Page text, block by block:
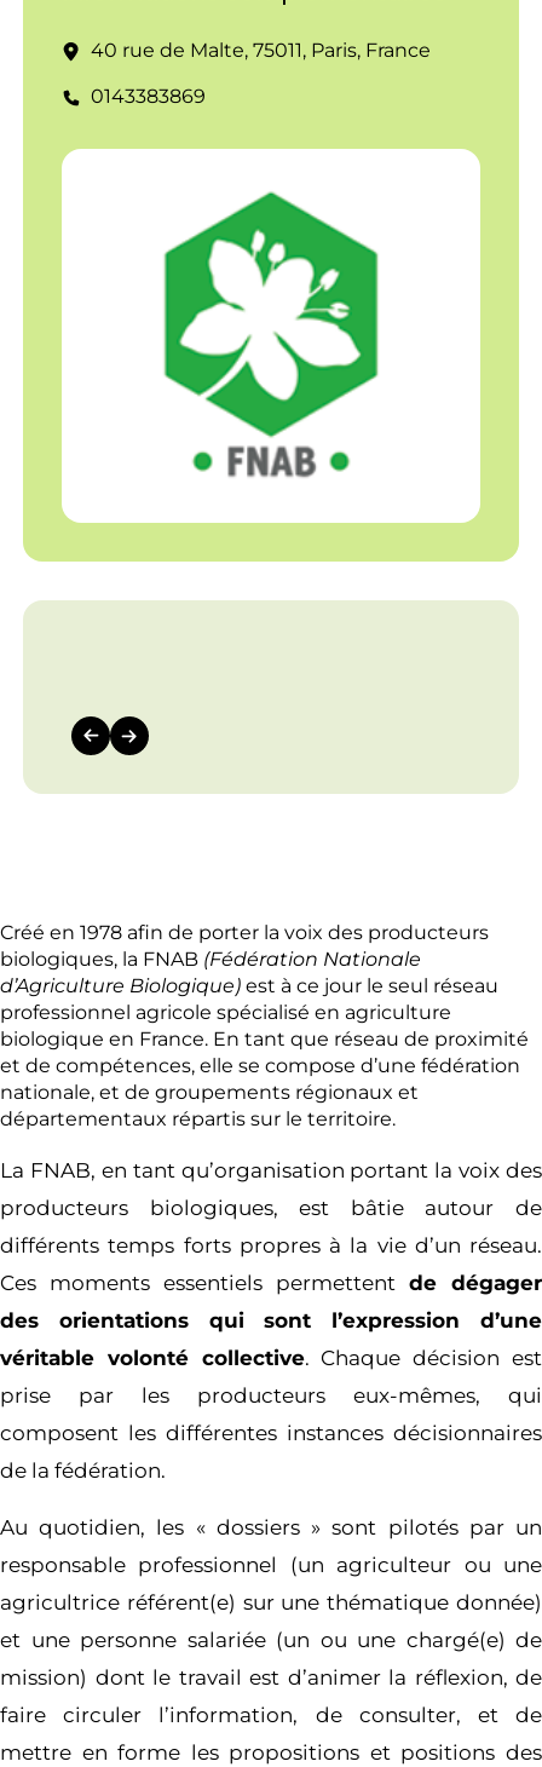
40 rue de Malte, 75011, Paris, France
0143383869
Créé en 1978 afin de porter la voix des producteurs
biologiques, la FNAB (Fédération Nationale
d’Agriculture Biologique) est à ce jour le seul réseau
professionnel agricole spécialisé en agriculture
biologique en France. En tant que réseau de proximité
et de compétences, elle se compose d’une fédération
nationale, et de groupements régionaux et
départementaux répartis sur le territoire.
La FNAB, en tant qu’organisation portant la voix des
producteurs biologiques, est bâtie autour de
différents temps forts propres à la vie d’un réseau.
Ces moments essentiels permettent de dégager
des orientations qui sont l’expression d’une
véritable volonté collective. Chaque décision est
prise par les producteurs eux-mêmes, qui
composent les différentes instances décisionnaires
de la fédération.
Au quotidien, les « dossiers » sont pilotés par un
responsable professionnel (un agriculteur ou une
agricultrice référent(e) sur une thématique donnée)
et une personne salariée (un ou une chargé(e) de
mission) dont le travail est d’animer la réflexion, de
faire circuler l’information, de consulter, et de
mettre en forme les propositions et positions des